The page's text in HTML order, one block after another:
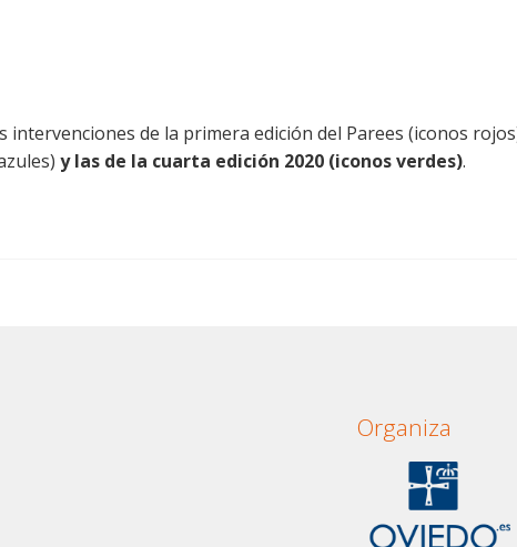
intervenciones de la primera edición del Parees (iconos
y las de la cuarta edición 2020 (iconos verdes).
Organiza